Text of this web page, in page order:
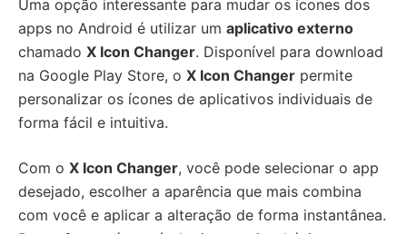
Uma opção interessante para mudar os ícones dos
apps no Android é utilizar um aplicativo externo
chamado X Icon Changer. Disponível para download
na Google Play Store, o X Icon Changer permite
personalizar os ícones de aplicativos individuais de
forma fácil e intuitiva.
Com o X Icon Changer, você pode selecionar o app
desejado, escolher a aparência que mais combina
com você e aplicar a alteração de forma instantânea.